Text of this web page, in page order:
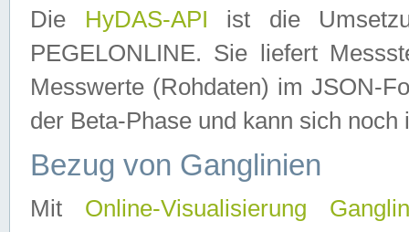
Die HyDAS-API ist die
PEGELONLINE. Sie liefert
Messwerte (Rohdaten) im JSON-
der Beta-Phase und kann sich noch
Bezug von Ganglinien
Mit Online-Visualisierung